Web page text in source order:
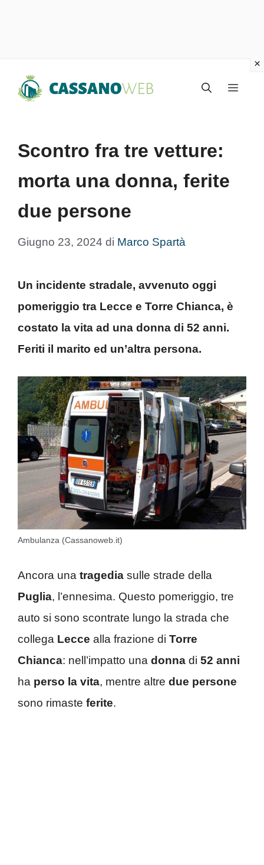
Menu
Scontro fra tre vetture:
morta una donna, ferite
due persone
Giugno 23, 2024 di Marco Spartà
Un incidente stradale, avvenuto oggi
pomeriggio tra Lecce e Torre Chianca, è
costato la vita ad una donna di 52 anni.
Feriti il marito ed un’altra persona.
Ambulanza (Cassanoweb.it)
Ancora una tragedia sulle strade della
Puglia, l’ennesima. Questo pomeriggio, tre
auto si sono scontrate lungo la strada che
collega Lecce alla frazione di Torre
Chianca: nell’impatto una donna di 52 anni
ha perso la vita, mentre altre due persone
sono rimaste ferite.